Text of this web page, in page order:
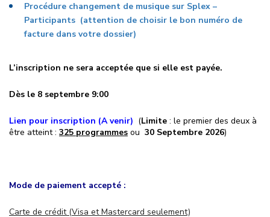
Procédure changement de musique sur Splex –
Participants (attention de choisir le bon numéro de
facture dans votre dossier)
L’inscription ne sera acceptée que si elle est payée.
Dès le 8 septembre 9:00
Lien pour inscription (A venir) (Limite : le premier des deux à
être atteint : 325 programmes ou 30 Septembre 2026)
Mode de paiement accepté :
Carte de crédit (Visa et Mastercard seulement)